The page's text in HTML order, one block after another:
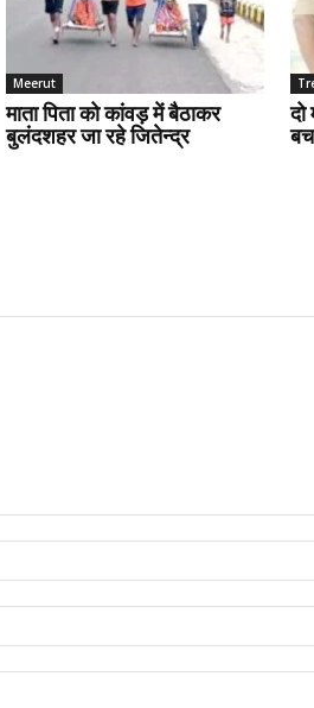
Meerut
माता पिता को कांवड़ में बैठाकर
बुलंदशहर जा रहे जितेन्द्र